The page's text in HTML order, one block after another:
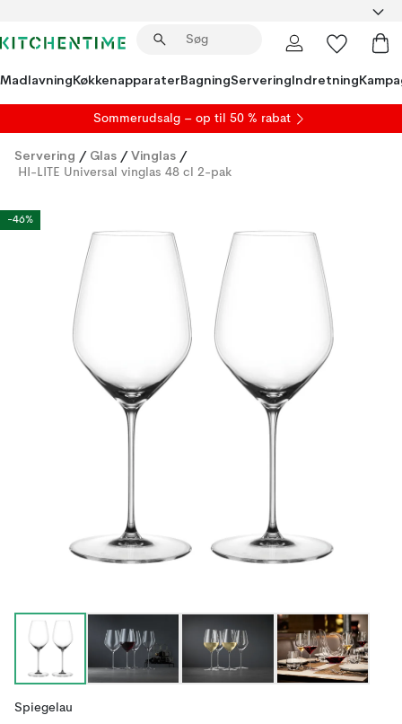
MadlavningKøkkenapparaterBagningServeringIndretning
Sommerudsalg – op til 50 % rabat
Servering / Glas / Vinglas /
HI-LITE Universal vinglas 48 cl 2-pak
-46%
Spiegelau